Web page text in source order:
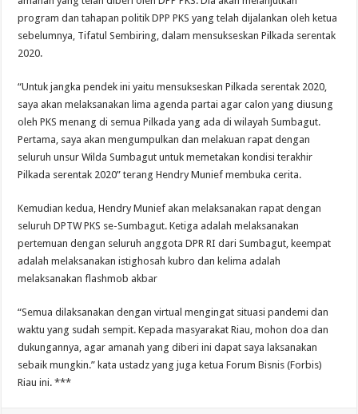
program dan tahapan politik DPP PKS yang telah dijalankan oleh ketua
sebelumnya, Tifatul Sembiring, dalam mensukseskan Pilkada serentak
2020.
“Untuk jangka pendek ini yaitu mensukseskan Pilkada serentak 2020,
saya akan melaksanakan lima agenda partai agar calon yang diusung
oleh PKS menang di semua Pilkada yang ada di wilayah Sumbagut.
Pertama, saya akan mengumpulkan dan melakuan rapat dengan
seluruh unsur Wilda Sumbagut untuk memetakan kondisi terakhir
Pilkada serentak 2020” terang Hendry Munief membuka cerita.
Kemudian kedua, Hendry Munief akan melaksanakan rapat dengan
seluruh DPTW PKS se-Sumbagut. Ketiga adalah melaksanakan
pertemuan dengan seluruh anggota DPR RI dari Sumbagut, keempat
adalah melaksanakan istighosah kubro dan kelima adalah
melaksanakan flashmob akbar
“Semua dilaksanakan dengan virtual mengingat situasi pandemi dan
waktu yang sudah sempit. Kepada masyarakat Riau, mohon doa dan
dukungannya, agar amanah yang diberi ini dapat saya laksanakan
sebaik mungkin.” kata ustadz yang juga ketua Forum Bisnis (Forbis)
Riau ini. ***